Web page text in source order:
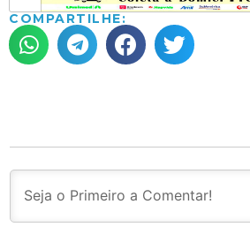
COMPARTILHE: